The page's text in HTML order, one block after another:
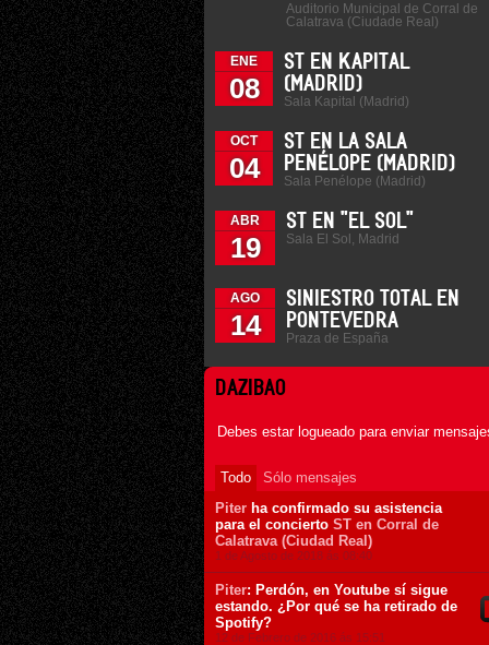
Auditorio Municipal de Corral de
Calatrava (Ciudade Real)
ENE
08
ST EN KAPITAL
(MADRID)
Sala Kapital (Madrid)
OCT
04
ST EN LA SALA
PENÉLOPE (MADRID)
Sala Penélope (Madrid)
ABR
19
ST EN "EL SOL"
Sala El Sol, Madrid
AGO
14
SINIESTRO TOTAL EN
PONTEVEDRA
Praza de España
DAZIBAO
Debes estar logueado para enviar
Todo
Sólo mensajes
Piter ha confirmado su asistencia
para el concierto ST en Corral de
Calatrava (Ciudad Real)
1 de Agosto de 2018 ás 08:40
Piter: Perdón, en Youtube sí sigue
estando. ¿Por qué se ha retirado de
Spotify?
12 de Febrero de 2016 ás 15:51